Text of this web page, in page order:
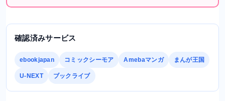
確認済みサービス
ebookjapan コミックシーモア Amebaマンガ まんが王国
U-NEXT ブックライブ